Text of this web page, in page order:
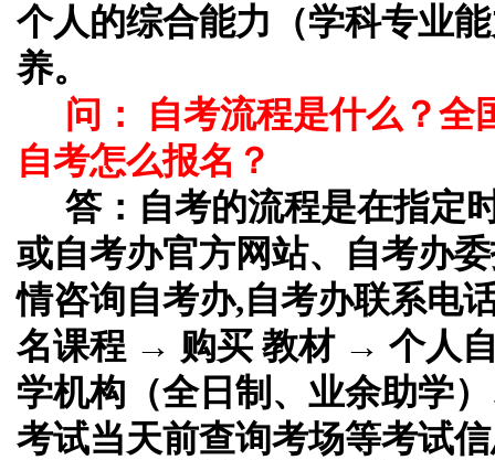
个人的综合能力（学科专业
养。
问： 自考流程是什么？全
自考怎么报名？
答： 自考的流程是在指定
或自考办官方网站、自考办
情咨询自考办,自考办联系电
名课程 → 购买 教材 → 个人
学机构（全日制、业余助学
考试当天前查询考场等考试